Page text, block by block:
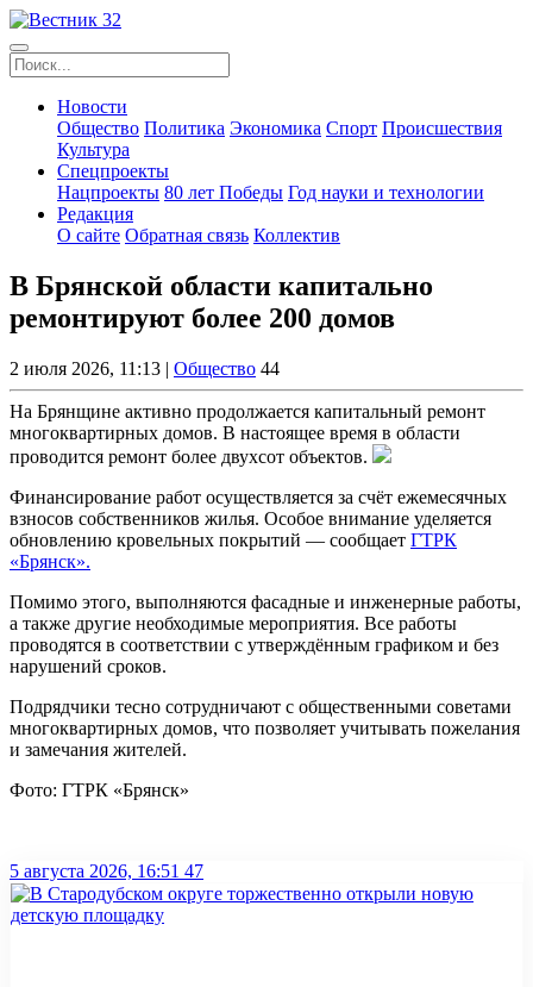
Новости
Общество Политика Экономика Спорт Происшествия
Культура
Спецпроекты
Нацпроекты 80 лет Победы Год науки и технологии
Редакция
О сайте Обратная связь Коллектив
В Брянской области капитально
ремонтируют более 200 домов
2 июля 2026, 11:13 | Общество 44
На Брянщине активно продолжается капитальный ремонт
многоквартирных домов. В настоящее время в области
проводится ремонт более двухсот объектов.
Финансирование работ осуществляется за счёт ежемесячных
взносов собственников жилья. Особое внимание уделяется
обновлению кровельных покрытий — сообщает ГТРК
«Брянск».
Помимо этого, выполняются фасадные и инженерные работы,
а также другие необходимые мероприятия. Все работы
проводятся в соответствии с утверждённым графиком и без
нарушений сроков.
Подрядчики тесно сотрудничают с общественными советами
многоквартирных домов, что позволяет учитывать пожелания
и замечания жителей.
Фото: ГТРК «Брянск»
5 августа 2026, 16:51 47